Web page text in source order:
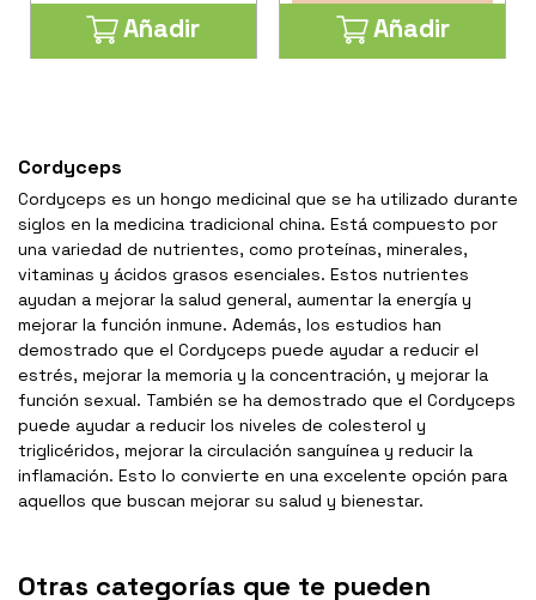
Añadir
Añadir
Cordyceps
Cordyceps es un hongo medicinal que se ha utilizado durante
siglos en la medicina tradicional china. Está compuesto por
una variedad de nutrientes, como proteínas, minerales,
vitaminas y ácidos grasos esenciales. Estos nutrientes
ayudan a mejorar la salud general, aumentar la energía y
mejorar la función inmune. Además, los estudios han
demostrado que el Cordyceps puede ayudar a reducir el
estrés, mejorar la memoria y la concentración, y mejorar la
función sexual. También se ha demostrado que el Cordyceps
puede ayudar a reducir los niveles de colesterol y
triglicéridos, mejorar la circulación sanguínea y reducir la
inflamación. Esto lo convierte en una excelente opción para
aquellos que buscan mejorar su salud y bienestar.
Otras categorías que te pueden